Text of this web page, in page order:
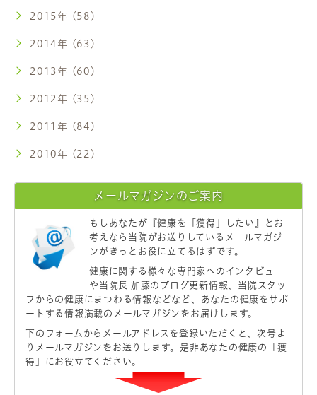
2015年 (58)
2014年 (63)
2013年 (60)
2012年 (35)
2011年 (84)
2010年 (22)
メールマガジンのご案内
もしあなたが 『健康を「獲得」したい』
とお
考えなら当院がお送りしているメールマガジ
ンがきっとお役に立てるはずです。
健康に関する様々な専門家へのインタビュー
や当院長 加藤のブログ更新情報、当院スタッ
フからの健康にまつわる情報などなど、あなたの健康をサポ
ートする情報満載のメールマガジンをお届けします。
下のフォームからメールアドレスを登録いただくと、次号よ
りメールマガジンをお送りします。是非あなたの健康の「獲
得」にお役立てください。